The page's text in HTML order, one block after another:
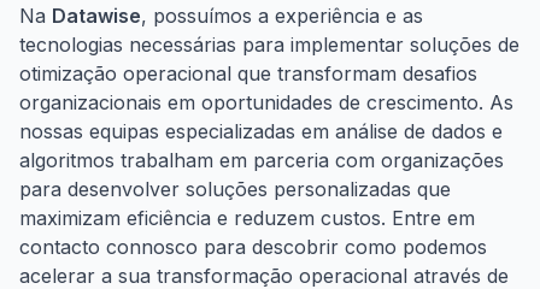
Na Datawise, possuímos a experiência e as
tecnologias necessárias para implementar soluções de
otimização operacional que transformam desafios
organizacionais em oportunidades de crescimento. As
nossas equipas especializadas em análise de dados e
algoritmos trabalham em parceria com organizações
para desenvolver soluções personalizadas que
maximizam eficiência e reduzem custos. Entre em
contacto connosco para descobrir como podemos
acelerar a sua transformação operacional através de